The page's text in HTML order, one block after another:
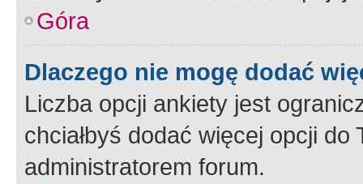
Góra
Dlaczego nie mogę dodać
Liczba opcji ankiety jest
chciałbyś dodać więcej opcji
administratorem forum.